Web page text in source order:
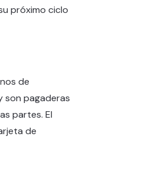
próximo ciclo
de
son pagaderas
partes. El
de